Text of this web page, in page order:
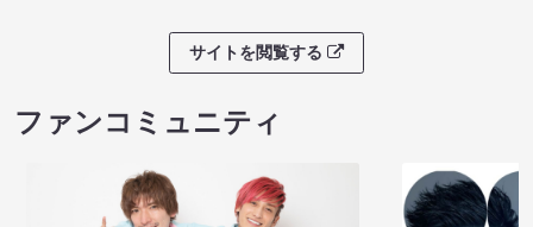
サイトを閲覧する
ファンコミュニティ